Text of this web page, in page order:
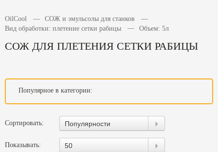
OilCool
СОЖ и эмульсолы для станков
Вид обработки: плетение сетки рабицы
Объем: 5л
СОЖ ДЛЯ ПЛЕТЕНИЯ СЕТКИ РАБИЦЫ
Популярное в категории:
Сортировать: Популярности
Показывать: 50